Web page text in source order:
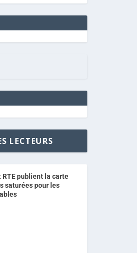
LECTEURS
RTE publient la carte
saturées pour les